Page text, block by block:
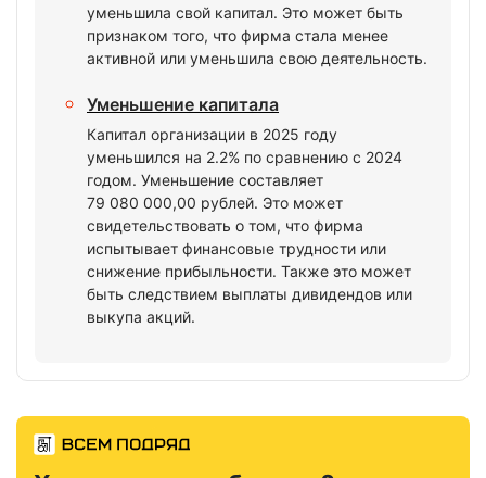
уменьшила свой капитал. Это может быть
признаком того, что фирма стала менее
активной или уменьшила свою деятельность.
Уменьшение капитала
Капитал организации в 2025 году
уменьшился на 2.2% по сравнению с 2024
годом. Уменьшение составляет
79 080 000,00 рублей. Это может
свидетельствовать о том, что фирма
испытывает финансовые трудности или
снижение прибыльности. Также это может
быть следствием выплаты дивидендов или
выкупа акций.